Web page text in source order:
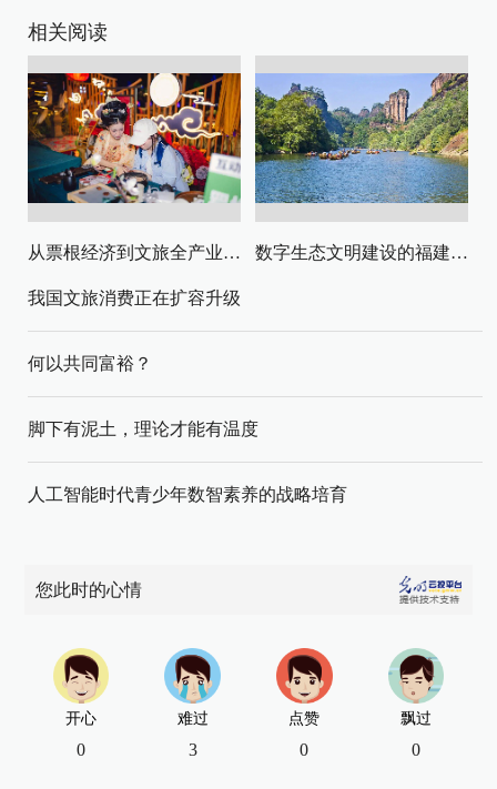
相关阅读
从票根经济到文旅全产业链升级 数字生态文明建设的福建路径与启示
我国文旅消费正在扩容升级
何以共同富裕？
脚下有泥土，理论才能有温度
人工智能时代青少年数智素养的战略培育
您此时的心情
开心
0
难过
3
点赞
0
飘过
0